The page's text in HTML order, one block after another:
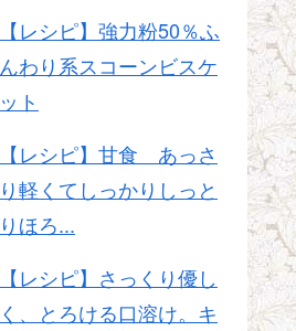
【レシピ】強力粉50％ふ
んわり系スコーンビスケ
ット
【レシピ】甘食 あっさ
り軽くてしっかりしっと
りほろ...
【レシピ】さっくり優し
く、とろける口溶け。キ